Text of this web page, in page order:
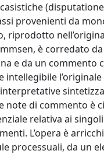
provenienti da
riprodotto
è corredato
e da un commento
intellegibile
note di commento è
relativa ai
L’opera è
processuali, da un